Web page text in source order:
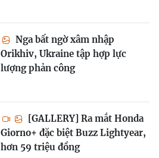
Nga bất ngờ xâm nhập
Orikhiv, Ukraine tập hợp lực
lượng phản công
[GALLERY] Ra mắt Honda
Giorno+ đặc biệt Buzz Lightyear,
hơn 59 triệu đồng